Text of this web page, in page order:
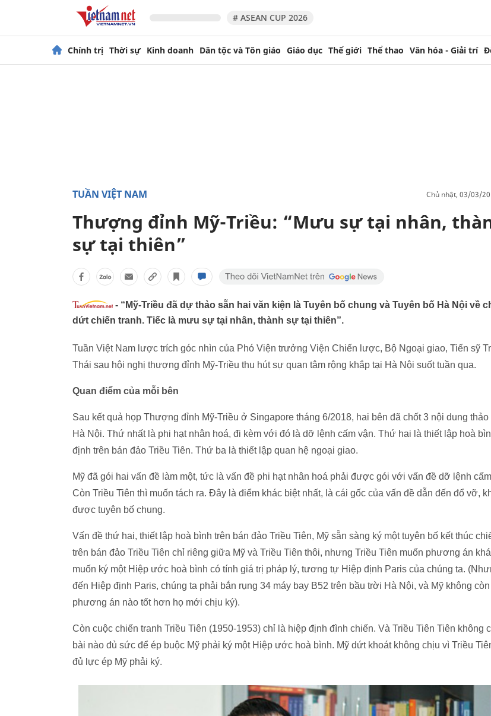
# ASEAN CUP 2026
Chính trị Thời sự Kinh doanh Dân tộc và Tôn giáo Giáo dục Thế giới Thể thao Văn hóa - Giải trí
TUẦN VIỆT NAM chủ nhật, 03/03/
Thượng đỉnh Mỹ-Triều: “Mưu sự tại nhân,
sự tại thiên”
- “Mỹ-Triều đã dự thảo sẵn hai văn kiện là Tuyên bố chung và Tuyên bố Hà Nội về
dứt chiến tranh. Tiếc là mưu sự tại nhân, thành sự tại thiên”.
Tuần Việt Nam lược trích góc nhìn của Phó Viện trưởng Viện Chiến lược, Bộ Ngoại giao, Tiến sỹ
Thái sau hội nghị thượng đỉnh Mỹ-Triều thu hút sự quan tâm rộng khắp tại Hà Nội suốt tuần qua.
Quan điểm của mỗi bên
Sau kết quả họp Thượng đỉnh Mỹ-Triều ở Singapore tháng 6/2018, hai bên đã chốt 3 nội dung thảo
Hà Nội. Thứ nhất là phi hạt nhân hoá, đi kèm với đó là dỡ lệnh cấm vận. Thứ hai là thiết lập hoà
định trên bán đảo Triều Tiên. Thứ ba là thiết lập quan hệ ngoại giao.
Mỹ đã gói hai vấn đề làm một, tức là vấn đề phi hạt nhân hoá phải được gói với vấn đề dỡ lệnh
Còn Triều Tiên thì muốn tách ra. Đây là điểm khác biệt nhất, là cái gốc của vấn đề dẫn đến đổ vỡ,
được tuyên bố chung.
Vấn đề thứ hai, thiết lập hoà bình trên bán đảo Triều Tiên, Mỹ sẵn sàng ký một tuyên bố kết thúc
trên bán đảo Triều Tiên chỉ riêng giữa Mỹ và Triều Tiên thôi, nhưng Triều Tiên muốn phương án
muốn ký một Hiệp ước hoà bình có tính giá trị pháp lý, tương tự Hiệp định Paris của chúng ta.
đến Hiệp định Paris, chúng ta phải bắn rụng 34 máy bay B52 trên bầu trời Hà Nội, và Mỹ không còn
phương án nào tốt hơn họ mới chịu ký).
Còn cuộc chiến tranh Triều Tiên (1950-1953) chỉ là hiệp định đình chiến. Và Triều Tiên Tiên không
bài nào đủ sức để ép buộc Mỹ phải ký một Hiệp ước hoà bình. Mỹ dứt khoát không chịu vì Triều
đủ lực ép Mỹ phải ký.